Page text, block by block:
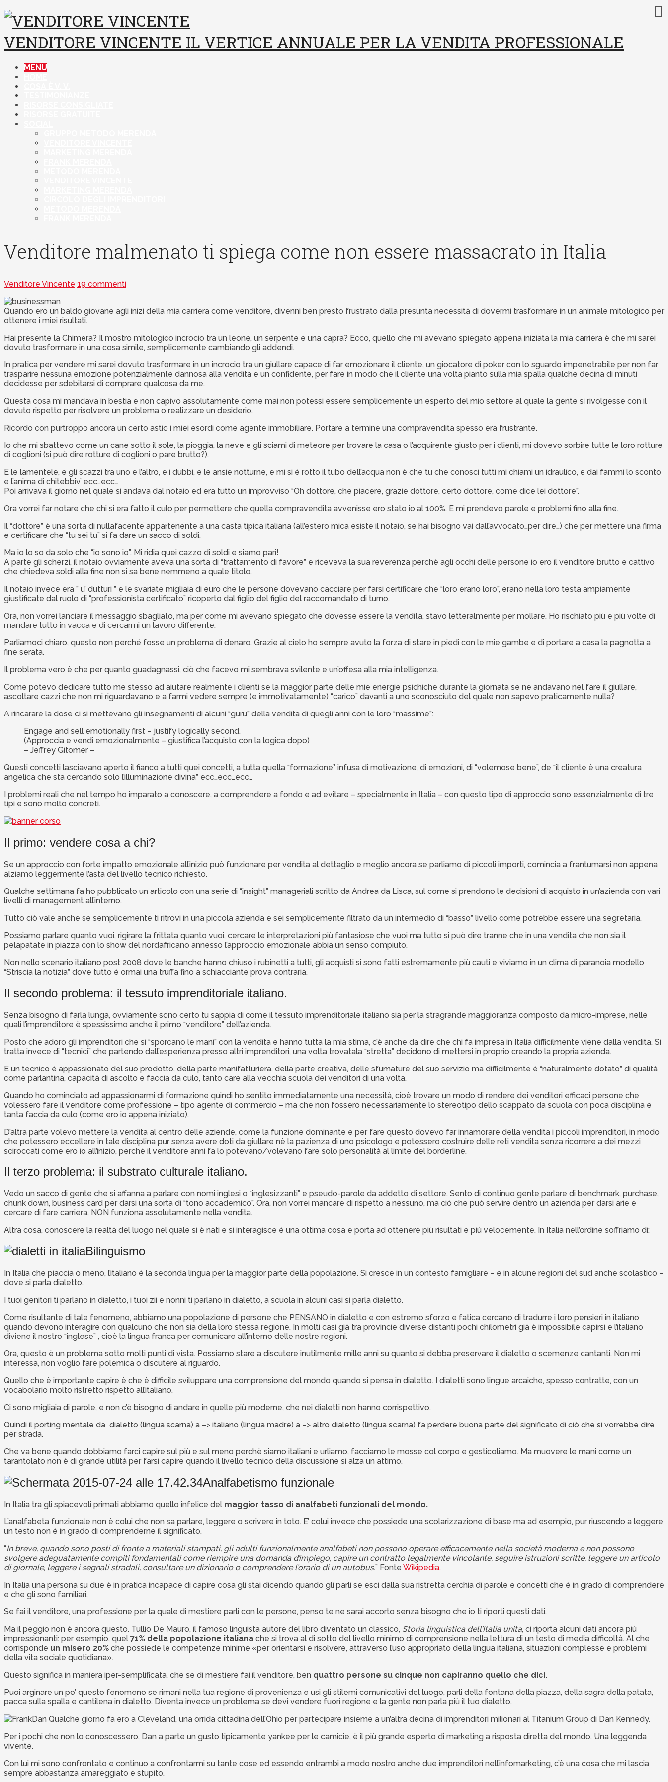
VENDITORE VINCENTE IL VERTICE ANNUALE PER LA VENDITA PROFESSIONALE
MENU
Venditore malmenato ti spiega come non essere massacrato in Italia
Venditore Vincente 19 commenti
Quando ero un baldo giovane agli inizi della mia carriera come venditore, divenni ben presto frustrato dalla presunta necessità di dovermi trasformare in un animale mitologico per
ottenere i miei risultati.
Hai presente la Chimera? Il mostro mitologico incrocio tra un leone, un serpente e una capra? Ecco, quello che mi avevano spiegato appena iniziata la mia carriera è che mi sarei
dovuto trasformare in una cosa simile, semplicemente cambiando gli addendi.
In pratica per vendere mi sarei dovuto trasformare in un incrocio tra un giullare capace di far emozionare il cliente, un giocatore di poker con lo sguardo impenetrabile per non far
trasparire nessuna emozione potenzialmente dannosa alla vendita e un confidente, per fare in modo che il cliente una volta pianto sulla mia spalla qualche decina di minuti
decidesse per sdebitarsi di comprare qualcosa da me.
Questa cosa mi mandava in bestia e non capivo assolutamente come mai non potessi essere semplicemente un esperto del mio settore al quale la gente si rivolgesse con il
dovuto rispetto per risolvere un problema o realizzare un desiderio.
Ricordo con purtroppo ancora un certo astio i miei esordi come agente immobiliare. Portare a termine una compravendita spesso era frustrante.
Io che mi sbattevo come un cane sotto il sole, la pioggia, la neve e gli sciami di meteore per trovare la casa o l’acquirente giusto per i clienti, mi dovevo sorbire tutte le loro rotture
di coglioni (si può dire rotture di coglioni o pare brutto?).
E le lamentele, e gli scazzi tra uno e l’altro, e i dubbi, e le ansie notturne, e mi si è rotto il tubo dell’acqua non è che tu che conosci tutti mi chiami un idraulico, e dai fammi lo sconto
e l’anima di chitebbiv’ ecc…ecc…
Poi arrivava il giorno nel quale si andava dal notaio ed era tutto un improvviso “Oh dottore, che piacere, grazie dottore, certo dottore, come dice lei dottore”.
Ora vorrei far notare che chi si era fatto il culo per permettere che quella compravendita avvenisse ero stato io al 100%. E mi prendevo parole e problemi fino alla fine.
Il “dottore” è una sorta di nullafacente appartenente a una casta tipica italiana (all’estero mica esiste il notaio, se hai bisogno vai dall’avvocato…per dire…) che per mettere una firma
e certificare che “tu sei tu” si fa dare un sacco di soldi.
Ma io lo so da solo che “io sono io”. Mi ridia quei cazzo di soldi e siamo pari!
A parte gli scherzi, il notaio ovviamente aveva una sorta di “trattamento di favore” e riceveva la sua reverenza perchè agli occhi delle persone io ero il venditore brutto e cattivo
che chiedeva soldi alla fine non si sa bene nemmeno a quale titolo.
Il notaio invece era ” u’ dutturi ” e le svariate migliaia di euro che le persone dovevano cacciare per farsi certificare che “loro erano loro”, erano nella loro testa ampiamente
giustificate dal ruolo di “professionista certificato” ricoperto dal figlio del figlio del raccomandato di turno.
Ora, non vorrei lanciare il messaggio sbagliato, ma per come mi avevano spiegato che dovesse essere la vendita, stavo letteralmente per mollare. Ho rischiato più e più volte di
mandare tutto in vacca e di cercarmi un lavoro differente.
Parliamoci chiaro, questo non perché fosse un problema di denaro. Grazie al cielo ho sempre avuto la forza di stare in piedi con le mie gambe e di portare a casa la pagnotta a
fine serata.
Il problema vero è che per quanto guadagnassi, ciò che facevo mi sembrava svilente e un’offesa alla mia intelligenza.
Come potevo dedicare tutto me stesso ad aiutare realmente i clienti se la maggior parte delle mie energie psichiche durante la giornata se ne andavano nel fare il giullare,
ascoltare cazzi che non mi riguardavano e a farmi vedere sempre (e immotivatamente) “carico” davanti a uno sconosciuto del quale non sapevo praticamente nulla?
A rincarare la dose ci si mettevano gli insegnamenti di alcuni “guru” della vendita di quegli anni con le loro “massime”:
Engage and sell emotionally first – justify logically second.
(Approccia e vendi emozionalmente – giustifica l’acquisto con la logica dopo)
– Jeffrey Gitomer –
Questi concetti lasciavano aperto il fianco a tutti quei concetti, a tutta quella “formazione” infusa di motivazione, di emozioni, di “volemose bene”, de “il cliente è una creatura
angelica che sta cercando solo l’illuminazione divina” ecc…ecc…ecc…
I problemi reali che nel tempo ho imparato a conoscere, a comprendere a fondo e ad evitare – specialmente in Italia – con questo tipo di approccio sono essenzialmente di tre
tipi e sono molto concreti.
Il primo: vendere cosa a chi?
Se un approccio con forte impatto emozionale all’inizio può funzionare per vendita al dettaglio e meglio ancora se parliamo di piccoli importi, comincia a frantumarsi non appena
alziamo leggermente l’asta del livello tecnico richiesto.
Qualche settimana fa ho pubblicato un articolo con una serie di “insight” manageriali scritto da Andrea da Lisca, sul come si prendono le decisioni di acquisto in un’azienda con vari
livelli di management all’interno.
Tutto ciò vale anche se semplicemente ti ritrovi in una piccola azienda e sei semplicemente filtrato da un intermedio di “basso” livello come potrebbe essere una segretaria.
Possiamo parlare quanto vuoi, rigirare la frittata quanto vuoi, cercare le interpretazioni più fantasiose che vuoi ma tutto si può dire tranne che in una vendita che non sia il
pelapatate in piazza con lo show del nordafricano annesso l’approccio emozionale abbia un senso compiuto.
Non nello scenario italiano post 2008 dove le banche hanno chiuso i rubinetti a tutti, gli acquisti si sono fatti estremamente più cauti e viviamo in un clima di paranoia modello
“Striscia la notizia” dove tutto è ormai una truffa fino a schiacciante prova contraria.
Il secondo problema: il tessuto imprenditoriale italiano.
Senza bisogno di farla lunga, ovviamente sono certo tu sappia di come il tessuto imprenditoriale italiano sia per la stragrande maggioranza composto da micro-imprese, nelle
quali l’imprenditore è spessissimo anche il primo “venditore” dell’azienda.
Posto che adoro gli imprenditori che si “sporcano le mani” con la vendita e hanno tutta la mia stima, c’è anche da dire che chi fa impresa in Italia difficilmente viene dalla vendita. Si
tratta invece di “tecnici” che partendo dall’esperienza presso altri imprenditori, una volta trovatala “stretta” decidono di mettersi in proprio creando la propria azienda.
E un tecnico è appassionato del suo prodotto, della parte manifatturiera, della parte creativa, delle sfumature del suo servizio ma difficilmente è “naturalmente dotato” di qualità
come parlantina, capacità di ascolto e faccia da culo, tanto care alla vecchia scuola dei venditori di una volta.
Quando ho cominciato ad appassionarmi di formazione quindi ho sentito immediatamente una necessità, cioè trovare un modo di rendere dei venditori efficaci persone che
volessero fare il venditore come professione – tipo agente di commercio – ma che non fossero necessariamente lo stereotipo dello scappato da scuola con poca disciplina e
tanta faccia da culo (come ero io appena iniziato).
D’altra parte volevo mettere la vendita al centro delle aziende, come la funzione dominante e per fare questo dovevo far innamorare della vendita i piccoli imprenditori, in modo
che potessero eccellere in tale disciplina pur senza avere doti da giullare nè la pazienza di uno psicologo e potessero costruire delle reti vendita senza ricorrere a dei mezzi
sciroccati come ero io all’inizio, perché il venditore anni fa lo potevano/volevano fare solo personalità al limite del borderline.
Il terzo problema: il substrato culturale italiano.
Vedo un sacco di gente che si affanna a parlare con nomi inglesi o “inglesizzanti” e pseudo-parole da addetto di settore. Sento di continuo gente parlare di benchmark, purchase,
chunk down, business card per darsi una sorta di “tono accademico”. Ora, non vorrei mancare di rispetto a nessuno, ma ciò che può servire dentro un azienda per darsi arie e
cercare di fare carriera, NON funziona assolutamente nella vendita.
Altra cosa, conoscere la realtà del luogo nel quale si è nati e si interagisce è una ottima cosa e porta ad ottenere più risultati e più velocemente. In Italia nell’ordine soffriamo di:
Bilinguismo
In Italia che piaccia o meno, l’italiano è la seconda lingua per la maggior parte della popolazione. Si cresce in un contesto famigliare – e in alcune regioni del sud anche scolastico –
dove si parla dialetto.
I tuoi genitori ti parlano in dialetto, i tuoi zii e nonni ti parlano in dialetto, a scuola in alcuni casi si parla dialetto.
Come risultante di tale fenomeno, abbiamo una popolazione di persone che PENSANO in dialetto e con estremo sforzo e fatica cercano di tradurre i loro pensieri in italiano
quando devono interagire con qualcuno che non sia della loro stessa regione. In molti casi già tra provincie diverse distanti pochi chilometri già è impossibile capirsi e l’italiano
diviene il nostro “inglese” , cioè la lingua franca per comunicare all’interno delle nostre regioni.
Ora, questo è un problema sotto molti punti di vista. Possiamo stare a discutere inutilmente mille anni su quanto si debba preservare il dialetto o scemenze cantanti. Non mi
interessa, non voglio fare polemica o discutere al riguardo.
Quello che è importante capire è che è difficile sviluppare una comprensione del mondo quando si pensa in dialetto. I dialetti sono lingue arcaiche, spesso contratte, con un
vocabolario molto ristretto rispetto all’italiano.
Ci sono migliaia di parole, e non c’è bisogno di andare in quelle più moderne, che nei dialetti non hanno corrispettivo.
Quindi il porting mentale da dialetto (lingua scarna) a –> italiano (lingua madre) a –> altro dialetto (lingua scarna) fa perdere buona parte del significato di ciò che si vorrebbe dire
per strada.
Che va bene quando dobbiamo farci capire sul più e sul meno perchè siamo italiani e urliamo, facciamo le mosse col corpo e gesticoliamo. Ma muovere le mani come un
tarantolato non è di grande utilità per farsi capire quando il livello tecnico della discussione si alza un attimo.
Analfabetismo funzionale
In Italia tra gli spiacevoli primati abbiamo quello infelice del maggior tasso di analfabeti funzionali del mondo.
L’analfabeta funzionale non è colui che non sa parlare, leggere o scrivere in toto. E’ colui invece che possiede una scolarizzazione di base ma ad esempio, pur riuscendo a leggere
un testo non è in grado di comprenderne il significato.
“In breve, quando sono posti di fronte a materiali stampati, gli adulti funzionalmente analfabeti non possono operare efficacemente nella società moderna e non possono
svolgere adeguatamente compiti fondamentali come riempire una domanda d’impiego, capire un contratto legalmente vincolante, seguire istruzioni scritte, leggere un articolo
di giornale, leggere i segnali stradali, consultare un dizionario o comprendere l’orario di un autobus.” Fonte Wikipedia.
In Italia una persona su due è in pratica incapace di capire cosa gli stai dicendo quando gli parli se esci dalla sua ristretta cerchia di parole e concetti che è in grado di comprendere
e che gli sono familiari.
Se fai il venditore, una professione per la quale di mestiere parli con le persone, penso te ne sarai accorto senza bisogno che io ti riporti questi dati.
Ma il peggio non è ancora questo. Tullio De Mauro, il famoso linguista autore del libro diventato un classico, Storia linguistica dell’Italia unita, ci riporta alcuni dati ancora più
impressionanti: per esempio, quel 71% della popolazione italiana che si trova al di sotto del livello minimo di comprensione nella lettura di un testo di media difficoltà. Al che
corrisponde un misero 20% che possiede le competenze minime «per orientarsi e risolvere, attraverso l’uso appropriato della lingua italiana, situazioni complesse e problemi
della vita sociale quotidiana».
Questo significa in maniera iper-semplificata, che se di mestiere fai il venditore, ben quattro persone su cinque non capiranno quello che dici.
Puoi arginare un po’ questo fenomeno se rimani nella tua regione di provenienza e usi gli stilemi comunicativi del luogo, parli della fontana della piazza, della sagra della patata,
pacca sulla spalla e cantilena in dialetto. Diventa invece un problema se devi vendere fuori regione e la gente non parla più il tuo dialetto.
Qualche giorno fa ero a Cleveland, una orrida cittadina dell’Ohio per partecipare insieme a un’altra decina di imprenditori milionari al Titanium Group di Dan Kennedy.
Per i pochi che non lo conoscessero, Dan a parte un gusto tipicamente yankee per le camicie, è il più grande esperto di marketing a risposta diretta del mondo. Una leggenda
vivente.
Con lui mi sono confrontato e continuo a confrontarmi su tante cose ed essendo entrambi a modo nostro anche due imprenditori nell’infomarketing, c’è una cosa che mi lascia
sempre abbastanza amareggiato e stupito.